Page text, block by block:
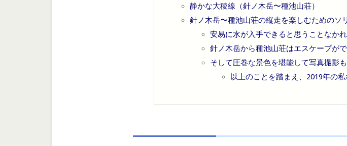
静かな大稜線（針ノ木岳〜種池山荘）
針ノ木岳〜種池山荘の縦走を楽しむためのソ
安易に水が入手できると思うことなか
針ノ木岳から種池山荘はエスケープが
そして圧巻な景色を堪能して写真撮影
以上のことを踏まえ、2019年の私